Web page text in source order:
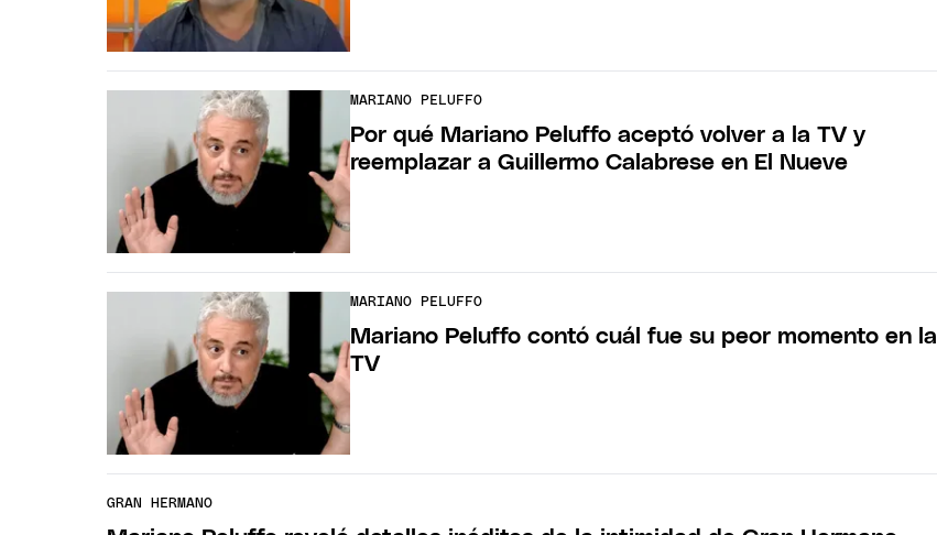
MARIANO PELUFFO
Por qué Mariano Peluffo aceptó volver a la TV y
reemplazar a Guillermo Calabrese en El Nueve
MARIANO PELUFFO
Mariano Peluffo contó cuál fue su peor momento en la
TV
GRAN HERMANO